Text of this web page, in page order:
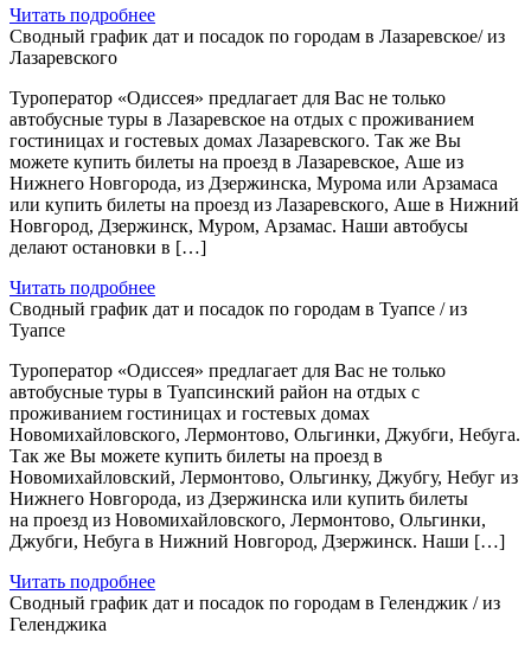
Читать подробнее
Сводный график дат и посадок по городам в Лазаревское/ из
Лазаревского
Туроператор «Одиссея» предлагает для Вас не только
автобусные туры в Лазаревское на отдых с проживанием
гостиницах и гостевых домах Лазаревского. Так же Вы
можете купить билеты на проезд в Лазаревское, Аше из
Нижнего Новгорода, из Дзержинска, Мурома или Арзамаса
или купить билеты на проезд из Лазаревского, Аше в Нижний
Новгород, Дзержинск, Муром, Арзамас. Наши автобусы
делают остановки в […]
Читать подробнее
Сводный график дат и посадок по городам в Туапсе / из
Туапсе
Туроператор «Одиссея» предлагает для Вас не только
автобусные туры в Туапсинский район на отдых с
проживанием гостиницах и гостевых домах
Новомихайловского, Лермонтово, Ольгинки, Джубги, Небуга.
Так же Вы можете купить билеты на проезд в
Новомихайловский, Лермонтово, Ольгинку, Джубгу, Небуг из
Нижнего Новгорода, из Дзержинска или купить билеты
на проезд из Новомихайловского, Лермонтово, Ольгинки,
Джубги, Небуга в Нижний Новгород, Дзержинск. Наши […]
Читать подробнее
Сводный график дат и посадок по городам в Геленджик / из
Геленджика